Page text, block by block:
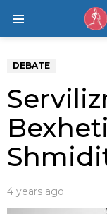
DEBATE
4 years ago